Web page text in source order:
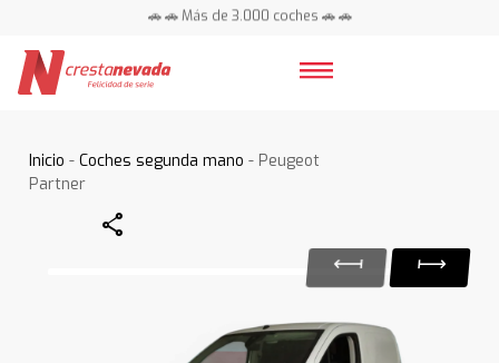
🚗 🚗 Más de 3.000 coches 🚗 🚗
Inicio -Coches segunda mano - Peugeot
Partner
Share